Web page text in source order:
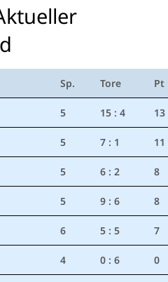
Sp. Tore Pt
5 15 : 4 13
5 7 : 1 11
5 6 : 2 8
5 9 : 6 8
6 5 : 5 7
4 0 : 6 0